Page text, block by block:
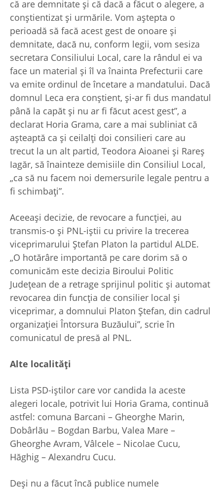
că are demnitate şi că dacă a făcut o alegere, a
conştientizat şi urmările. Vom aştepta o
perioadă să facă acest gest de onoare şi
demnitate, dacă nu, conform legii, vom sesiza
secretara Consiliului Local, care la rândul ei va
face un material şi îl va înainta Prefecturii care
va emite ordinul de încetare a mandatului. Dacă
domnul Leca era conştient, şi-ar fi dus mandatul
până la capăt şi nu ar fi făcut acest gest”, a
declarat Horia Grama, care a mai subliniat că
aşteaptă ca şi ceilalţi doi consilieri care au
trecut la un alt partid, Teodora Aioanei şi Rareş
Iagăr, să înainteze demisiile din Consiliul Local,
„ca să nu facem noi demersurile legale pentru a
fi schimbaţi”.
Aceeaşi decizie, de revocare a funcţiei, au
transmis-o şi PNL-iştii cu privire la trecerea
viceprimarului Ştefan Platon la partidul ALDE.
„O hotărâre importantă pe care dorim să o
comunicăm este decizia Biroului Politic
Judeţean de a retrage sprijinul politic şi automat
revocarea din funcţia de consilier local şi
viceprimar, a domnului Platon Ştefan, din cadrul
organizaţiei Întorsura Buzăului”, scrie în
comunicatul de presă al PNL.
Alte localităţi
Lista PSD-iştilor care vor candida la aceste
alegeri locale, potrivit lui Horia Grama, continuă
astfel: comuna Barcani – Gheorghe Marin,
Dobârlău – Bogdan Barbu, Valea Mare –
Gheorghe Avram, Vâlcele – Nicolae Cucu,
Hăghig – Alexandru Cucu.
Deşi nu a făcut încă publice numele